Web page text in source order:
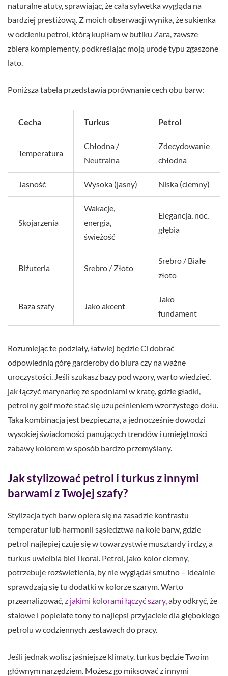
naturalne atuty, sprawiając, że cała sylwetka wygląda na
bardziej prestiżową. Z moich obserwacji wynika, że sukienka
w odcieniu petrol, którą kupiłam w butiku Zara, zawsze
zbiera komplementy, podkreślając moją urodę typu zgaszone
lato.
Poniższa tabela przedstawia porównanie cech obu barw:
Cecha Turkus Petrol
Temperatura
Chłodna /
Neutralna
Zdecydowanie
chłodna
Jasność Wysoka (jasny) Niska (ciemny)
Skojarzenia
Wakacje,
energia,
świeżość
Elegancja, noc,
głębia
Biżuteria Srebro / Złoto
Srebro / Białe
złoto
Baza szafy Jako akcent
Jako
fundament
Rozumiejąc te podziały, łatwiej będzie Ci dobrać
odpowiednią górę garderoby do biura czy na ważne
uroczystości. Jeśli szukasz bazy pod wzory, warto wiedzieć,
jak łączyć marynarkę ze spodniami w kratę, gdzie gładki,
petrolny golf może stać się uzupełnieniem wzorzystego dołu.
Taka kombinacja jest bezpieczna, a jednocześnie dowodzi
wysokiej świadomości panujących trendów i umiejętności
zabawy kolorem w sposób bardzo przemyślany.
Jak stylizować petrol i turkus z innymi
barwami z Twojej szafy?
Stylizacja tych barw opiera się na zasadzie kontrastu
temperatur lub harmonii sąsiedztwa na kole barw, gdzie
petrol najlepiej czuje się w towarzystwie musztardy i rdzy, a
turkus uwielbia biel i koral. Petrol, jako kolor ciemny,
potrzebuje rozświetlenia, by nie wyglądał smutno – idealnie
sprawdzają się tu dodatki w kolorze szarym. Warto
przeanalizować,z jakimi kolorami łączyć szary, aby odkryć, że
stalowe i popielate tony to najlepsi przyjaciele dla głębokiego
petrolu w codziennych zestawach do pracy.
Jeśli jednak wolisz jaśniejsze klimaty, turkus będzie Twoim
głównym narzędziem. Możesz go miksować z innymi